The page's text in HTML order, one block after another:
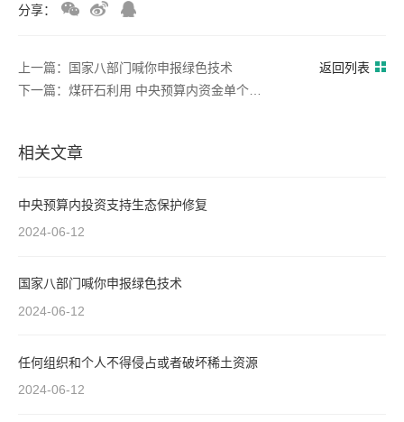
分享：
上一篇：国家八部门喊你申报绿色技术
返回列表
相关文章
中央预算内投资支持生态保护修复
2024-06-12
国家八部门喊你申报绿色技术
2024-06-12
任何组织和个人不得侵占或者破坏稀土资源
2024-06-12